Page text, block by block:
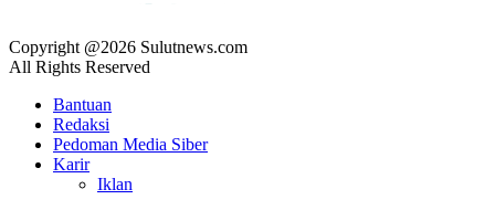
Copyright @2026 Sulutnews.com
All Rights Reserved
Bantuan
Redaksi
Pedoman Media Siber
Karir
Iklan